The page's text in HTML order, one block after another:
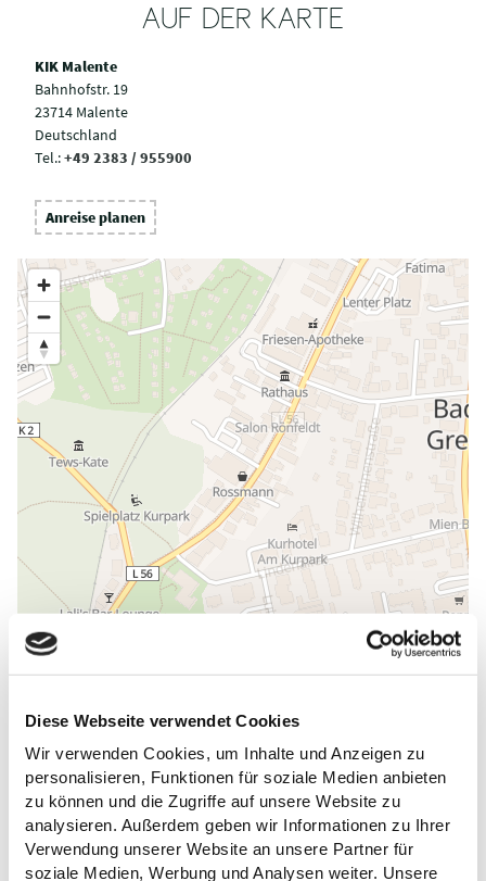
Diese Webseite verwendet Cookies
Wir verwenden Cookies, um Inhalte und Anzeigen zu
personalisieren, Funktionen für soziale Medien anbieten
zu können und die Zugriffe auf unsere Website zu
analysieren. Außerdem geben wir Informationen zu Ihrer
Verwendung unserer Website an unsere Partner für
soziale Medien, Werbung und Analysen weiter. Unsere
AUF DER KARTE
KIK Malente
Bahnhofstr. 19
23714 Malente
Deutschland
Tel.:+49 2383 / 955900
Anreise planen
ALLGEMEINE INFORMATIONEN
ÖFFNUNGSZEITEN